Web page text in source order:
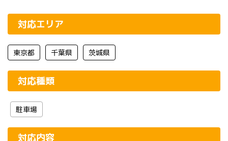
対応エリア
東京都 千葉県 茨城県
対応種類
駐車場
対応内容